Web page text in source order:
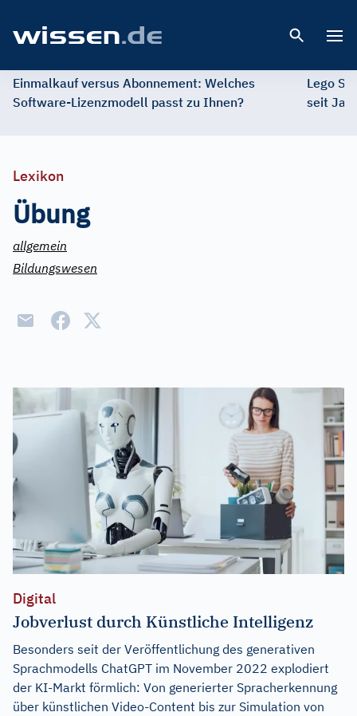
Einmalkauf versus Abonnement: Welches
Software-Lizenzmodell passt zu Ihnen?
Lego
seit
Lexikon
Übung
allgemein
Bildungswesen
Digital
Jobverlust durch Künstliche Intelligenz
Besonders seit der Veröffentlichung des generativen
Sprachmodells ChatGPT im November 2022 explodiert
der KI-Markt förmlich: Von generierter Spracherkennung
über künstlichen Video-Content bis zur Simulation von